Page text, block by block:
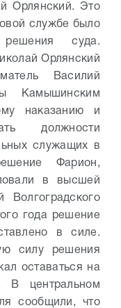
Орлянский. Это
службе было
суда.
Орлянский
Василий
Камышинским
наказанию и
должности
служащих в
Фарион,
в высшей
Волгоградского
года решение
в силе.
силу решения
оставаться на
В центральном
сообщили, что